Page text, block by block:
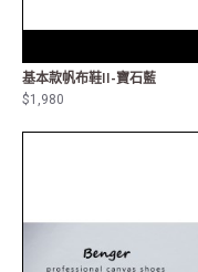
基本款帆布鞋II-寶石藍
$1,980